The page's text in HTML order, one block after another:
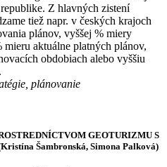
Z hlavných zistení
tiež napr. v českých krajoch
plánov, vyššej % miery
aktuálne platných plánov,
obdobiach alebo vyššiu
plánovanie
GEOTURIZMU S
Šambronská, Simona Palková)